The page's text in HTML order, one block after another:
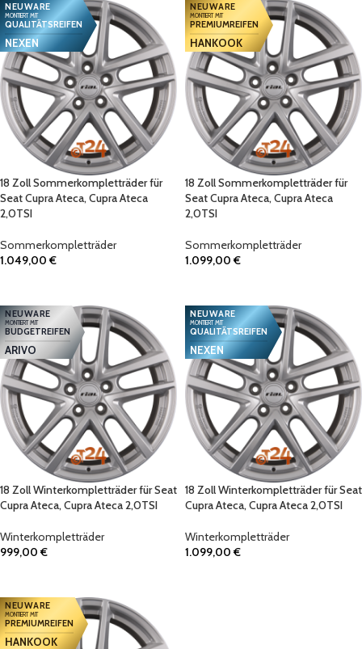
NEUWARE
MONTIERT MIT
QUALITÄTSREIFEN
NEXEN
18 Zoll Sommerkompletträder für
Seat Cupra Ateca, Cupra Ateca
2,0TSI
Sommerkompletträder
1.049,00€
NEUWARE
MONTIERT MIT
PREMIUMREIFEN
HANKOOK
18 Zoll Sommerkompletträder für
Seat Cupra Ateca, Cupra Ateca
2,0TSI
Sommerkompletträder
1.099,00€
NEUWARE
MONTIERT MIT
BUDGETREIFEN
ARIVO
18 Zoll Winterkompletträder für Seat
Cupra Ateca, Cupra Ateca 2,0TSI
Winterkompletträder
999,00€
NEUWARE
MONTIERT MIT
QUALITÄTSREIFEN
NEXEN
18 Zoll Winterkompletträder für Seat
Cupra Ateca, Cupra Ateca 2,0TSI
Winterkompletträder
1.099,00€
NEUWARE
MONTIERT MIT
PREMIUMREIFEN
HANKOOK